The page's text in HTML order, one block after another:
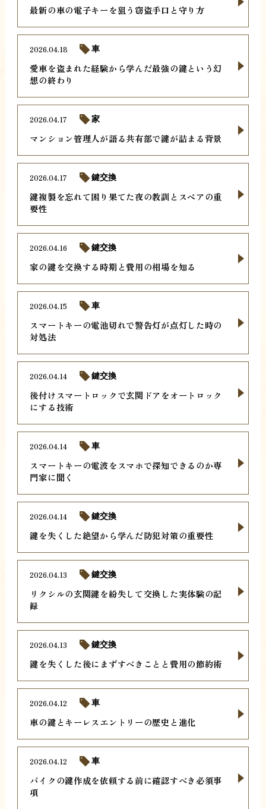
最新の車の電子キーを狙う窃盗手口と守り方
愛車を盗まれた経験から学んだ最強の鍵という幻
想の終わり
2026.04.18 車
マンション管理人が語る共有部で鍵が詰まる背景
2026.04.17 家
鍵複製を忘れて困り果てた夜の教訓とスペアの重
要性
2026.04.17 鍵交換
家の鍵を交換する時期と費用の相場を知る
2026.04.16 鍵交換
スマートキーの電池切れで警告灯が点灯した時の
対処法
2026.04.15 車
後付けスマートロックで玄関ドアをオートロック
にする技術
2026.04.14 鍵交換
スマートキーの電波をスマホで探知できるのか専
門家に聞く
2026.04.14 車
鍵を失くした絶望から学んだ防犯対策の重要性
2026.04.14 鍵交換
リクシルの玄関鍵を紛失して交換した実体験の記
録
2026.04.13 鍵交換
鍵を失くした後にまずすべきことと費用の節約術
2026.04.13 鍵交換
車の鍵とキーレスエントリーの歴史と進化
2026.04.12 車
バイクの鍵作成を依頼する前に確認すべき必須事
項
2026.04.12 車